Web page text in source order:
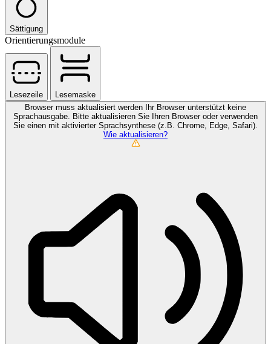
Sättigung
Orientierungsmodule
Lesezeile
Lesemaske
Browser muss aktualisiert werden
Ihr Browser unterstützt keine
Sprachausgabe. Bitte aktualisieren Sie Ihren Browser oder verwenden
Sie einen mit aktivierter Sprachsynthese (z.B. Chrome, Edge, Safari).
Wie aktualisieren?